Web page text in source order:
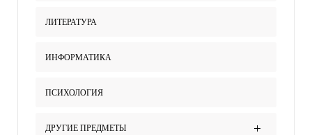
ЛИТЕРАТУРА
ИНФОРМАТИКА
ПСИХОЛОГИЯ
ДРУГИЕ ПРЕДМЕТЫ